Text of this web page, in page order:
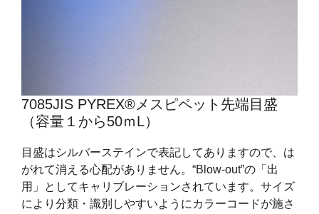
7085JIS PYREX®メスピペット先端目盛
（容量１から50ｍL）
目盛はシルバーステインで表記してありますので、は
がれて消える心配がありません。“Blow-out”の「出
用」としてキャリブレーションされています。サイズ
により分類・識別しやすいようにカラーコードが施さ